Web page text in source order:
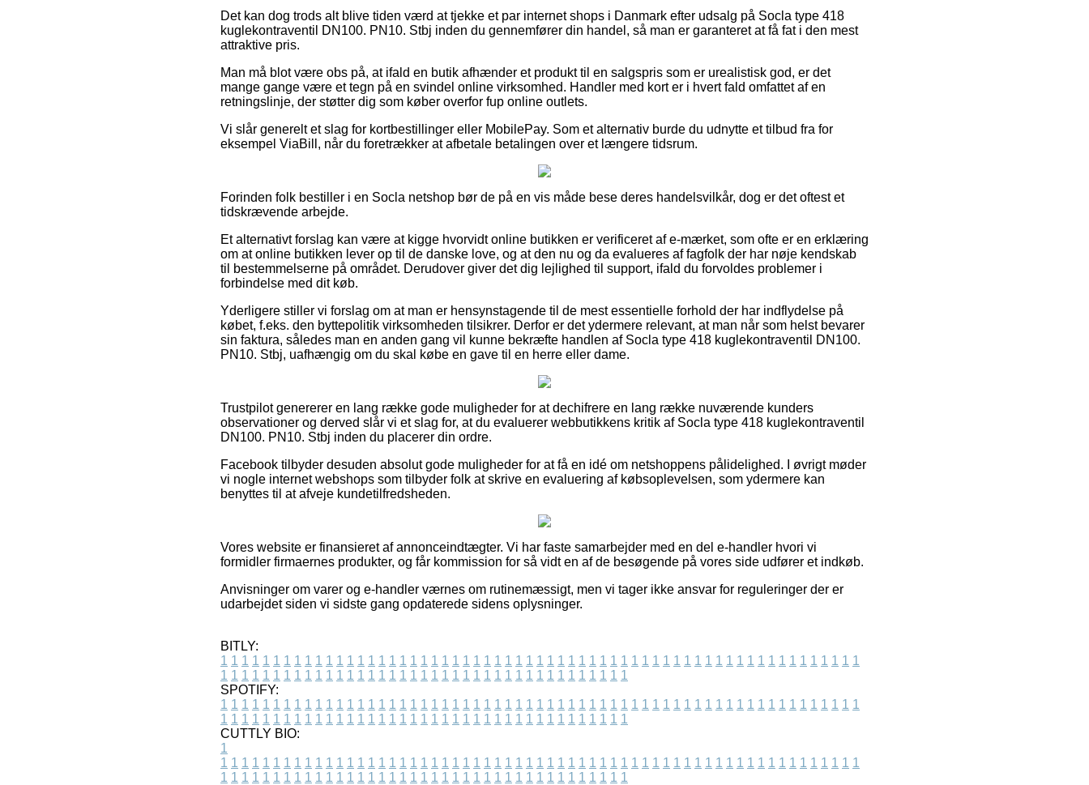
Det kan dog trods alt blive tiden værd at tjekke et par internet shops i Danmark efter udsalg på Socla type 418
kuglekontraventil DN100. PN10. Stbj inden du gennemfører din handel, så man er garanteret at få fat i den mest
attraktive pris.
Man må blot være obs på, at ifald en butik afhænder et produkt til en salgspris som er urealistisk god, er det
mange gange være et tegn på en svindel online virksomhed. Handler med kort er i hvert fald omfattet af en
retningslinje, der støtter dig som køber overfor fup online outlets.
Vi slår generelt et slag for kortbestillinger eller MobilePay. Som et alternativ burde du udnytte et tilbud fra for
eksempel ViaBill, når du foretrækker at afbetale betalingen over et længere tidsrum.
Forinden folk bestiller i en Socla netshop bør de på en vis måde bese deres handelsvilkår, dog er det oftest et
tidskrævende arbejde.
Et alternativt forslag kan være at kigge hvorvidt online butikken er verificeret af e-mærket, som ofte er en erklæring
om at online butikken lever op til de danske love, og at den nu og da evalueres af fagfolk der har nøje kendskab
til bestemmelserne på området. Derudover giver det dig lejlighed til support, ifald du forvoldes problemer i
forbindelse med dit køb.
Yderligere stiller vi forslag om at man er hensynstagende til de mest essentielle forhold der har indflydelse på
købet, f.eks. den byttepolitik virksomheden tilsikrer. Derfor er det ydermere relevant, at man når som helst bevarer
sin faktura, således man en anden gang vil kunne bekræfte handlen af Socla type 418 kuglekontraventil DN100.
PN10. Stbj, uafhængig om du skal købe en gave til en herre eller dame.
Trustpilot genererer en lang række gode muligheder for at dechifrere en lang række nuværende kunders
observationer og derved slår vi et slag for, at du evaluerer webbutikkens kritik af Socla type 418 kuglekontraventil
DN100. PN10. Stbj inden du placerer din ordre.
Facebook tilbyder desuden absolut gode muligheder for at få en idé om netshoppens pålidelighed. I øvrigt møder
vi nogle internet webshops som tilbyder folk at skrive en evaluering af købsoplevelsen, som ydermere kan
benyttes til at afveje kundetilfredsheden.
Vores website er finansieret af annonceindtægter. Vi har faste samarbejder med en del e-handler hvori vi
formidler firmaernes produkter, og får kommission for så vidt en af de besøgende på vores side udfører et indkøb.
Anvisninger om varer og e-handler værnes om rutinemæssigt, men vi tager ikke ansvar for reguleringer der er
udarbejdet siden vi sidste gang opdaterede sidens oplysninger.
BITLY:
1 1 1 1 1 1 1 1 1 1 1 1 1 1 1 1 1 1 1 1 1 1 1 1 1 1 1 1 1 1 1 1 1 1 1 1 1 1 1 1 1 1 1 1 1 1 1 1 1 1 1 1 1 1 1 1 1 1 1 1 1
1 1 1 1 1 1 1 1 1 1 1 1 1 1 1 1 1 1 1 1 1 1 1 1 1 1 1 1 1 1 1 1 1 1 1 1 1 1 1
SPOTIFY:
1 1 1 1 1 1 1 1 1 1 1 1 1 1 1 1 1 1 1 1 1 1 1 1 1 1 1 1 1 1 1 1 1 1 1 1 1 1 1 1 1 1 1 1 1 1 1 1 1 1 1 1 1 1 1 1 1 1 1 1 1
1 1 1 1 1 1 1 1 1 1 1 1 1 1 1 1 1 1 1 1 1 1 1 1 1 1 1 1 1 1 1 1 1 1 1 1 1 1 1
CUTTLY BIO:
1
1 1 1 1 1 1 1 1 1 1 1 1 1 1 1 1 1 1 1 1 1 1 1 1 1 1 1 1 1 1 1 1 1 1 1 1 1 1 1 1 1 1 1 1 1 1 1 1 1 1 1 1 1 1 1 1 1 1 1 1 1
1 1 1 1 1 1 1 1 1 1 1 1 1 1 1 1 1 1 1 1 1 1 1 1 1 1 1 1 1 1 1 1 1 1 1 1 1 1 1